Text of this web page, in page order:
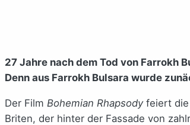
27 Jahre nach dem Tod von Farrokh
Denn aus Farrokh Bulsara wurde
Der Film Bohemian Rhapsodyfeiert die
Briten, der hinter der Fassade von